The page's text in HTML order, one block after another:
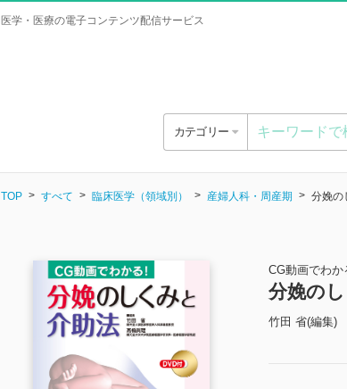
医学・医療の電子コンテンツ配信サービス
カテゴリー
TOP すべて 臨床医学（領域別） 産婦人科・周産期 分娩の
CG動画でわか
分娩のし
竹田 省(編集)